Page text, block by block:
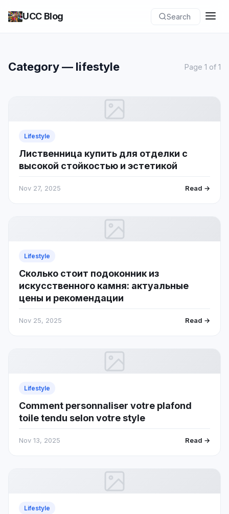
UCC Blog Search
Category — lifestyle Page 1 of 1
Lifestyle
Лиственница купить для отделки с
высокой стойкостью и эстетикой
Nov 27, 2025 Read →
Lifestyle
Сколько стоит подоконник из
искусственного камня: актуальные
цены и рекомендации
Nov 25, 2025 Read →
Lifestyle
Comment personnaliser votre plafond
toile tendu selon votre style
Nov 13, 2025 Read →
Lifestyle